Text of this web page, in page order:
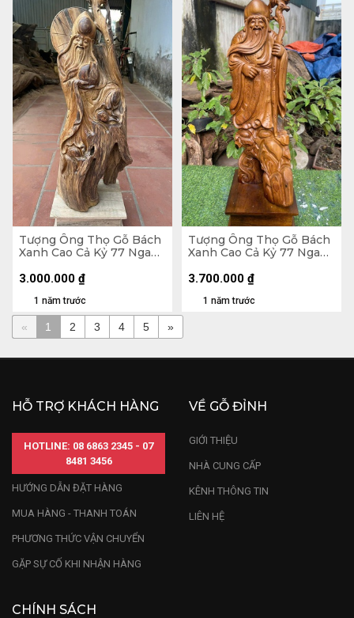
Tượng Ông Thọ Gỗ Bách
Xanh Cao Cả Kỷ 77 Ngang
(cm)
1 năm trước
3.000.000 ₫
Tượng Ông Thọ Gỗ Bách
Xanh Cao Cả Kỷ 77 Ngang
10 (cm)
1 năm trước
3.700.000 ₫
« 1 2 3 4 5 »
HỖ TRỢ KHÁCH HÀNG
HOTLINE: 08 6863 2345 - 07
8481 3456
HƯỚNG DẪN ĐẶT HÀNG
MUA HÀNG - THANH TOÁN
PHƯƠNG THỨC VẬN CHUYỂN
GẶP SỰ CỐ KHI NHẬN HÀNG
VỀ GỖ ĐỈNH
GIỚI THIỆU
NHÀ CUNG CẤP
KÊNH THÔNG TIN
LIÊN HỆ
CHÍNH SÁCH